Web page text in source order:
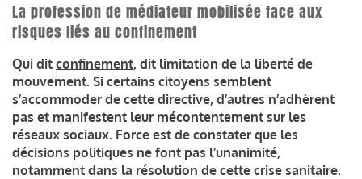
La profession de médiateur mobilisée face aux
risques liés au confinement
Qui dit confinement, dit limitation de la liberté de
mouvement. Si certains citoyens semblent
s’accommoder de cette directive, d’autres n’adhèrent
pas et manifestent leur mécontentement sur les
réseaux sociaux. Force est de constater que les
décisions politiques ne font pas l’unanimité,
notamment dans la résolution de cette crise sanitaire.